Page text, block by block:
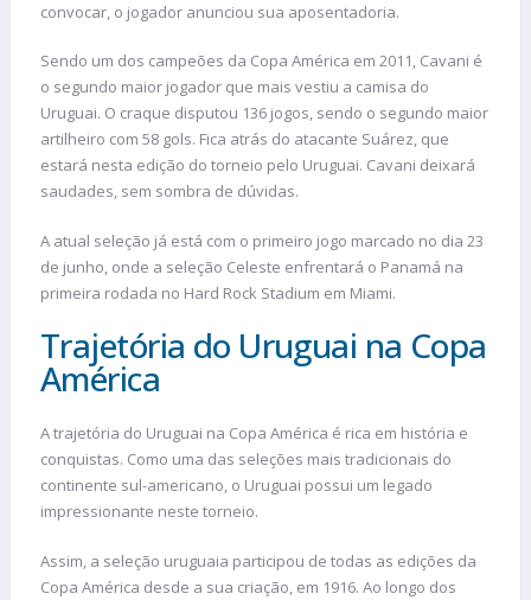
convocar, o jogador anunciou sua aposentadoria.
Sendo um dos campeões da Copa América em 2011, Cavani é
o segundo maior jogador que mais vestiu a camisa do
Uruguai. O craque disputou 136 jogos, sendo o segundo maior
artilheiro com 58 gols. Fica atrás do atacante Suárez, que
estará nesta edição do torneio pelo Uruguai. Cavani deixará
saudades, sem sombra de dúvidas.
A atual seleção já está com o primeiro jogo marcado no dia 23
de junho, onde a seleção Celeste enfrentará o Panamá na
primeira rodada no Hard Rock Stadium em Miami.
Trajetória do Uruguai na Copa
América
A trajetória do Uruguai na Copa América é rica em história e
conquistas. Como uma das seleções mais tradicionais do
continente sul-americano, o Uruguai possui um legado
impressionante neste torneio.
Assim, a seleção uruguaia participou de todas as edições da
Copa América desde a sua criação, em 1916. Ao longo dos